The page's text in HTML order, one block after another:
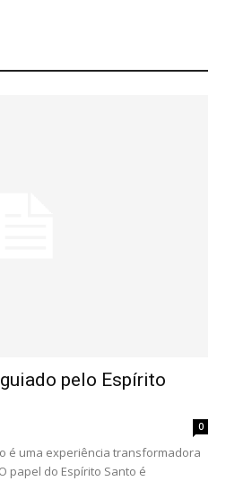
pelo Espírito
0
é uma experiência transformadora
papel do Espírito Santo é